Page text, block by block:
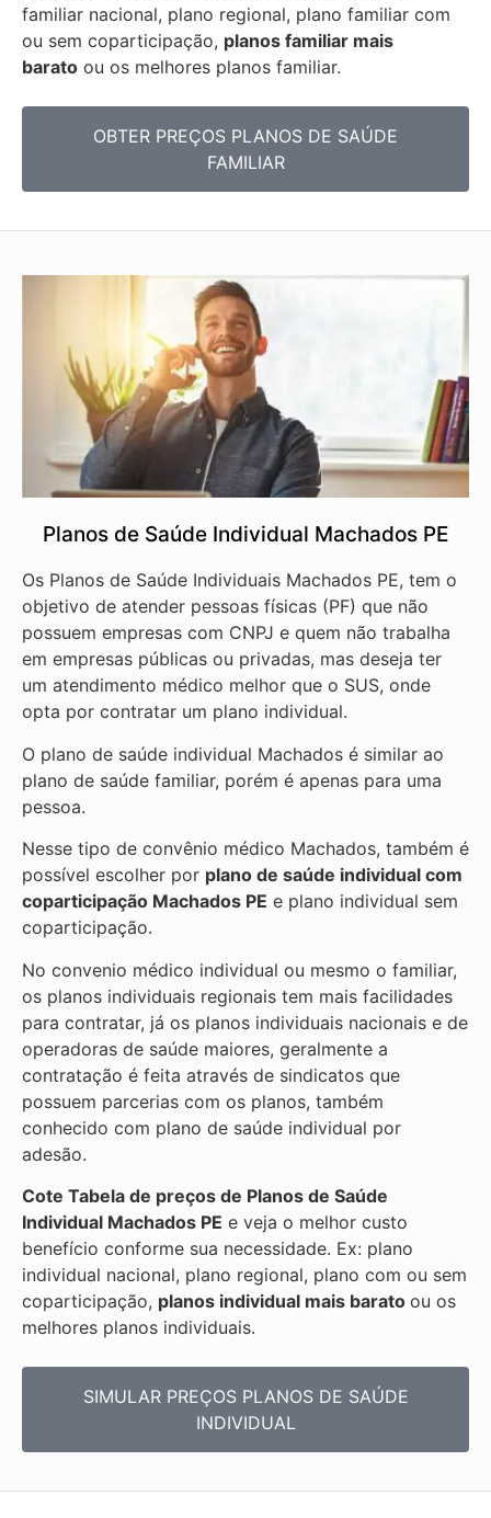
familiar nacional, plano regional, plano familiar com
ou sem coparticipação, planos familiar mais
barato ou os melhores planos familiar.
OBTER PREÇOS PLANOS DE SAÚDE
FAMILIAR
Planos de Saúde Individual Machados PE
Os Planos de Saúde Individuais Machados PE, tem o
objetivo de atender pessoas físicas (PF) que não
possuem empresas com CNPJ e quem não trabalha
em empresas públicas ou privadas, mas deseja ter
um atendimento médico melhor que o SUS, onde
opta por contratar um plano individual.
O plano de saúde individual Machados é similar ao
plano de saúde familiar, porém é apenas para uma
pessoa.
Nesse tipo de convênio médico Machados, também é
possível escolher por plano de saúde individual com
coparticipação Machados PE e plano individual sem
coparticipação.
No convenio médico individual ou mesmo o familiar,
os planos individuais regionais tem mais facilidades
para contratar, já os planos individuais nacionais e de
operadoras de saúde maiores, geralmente a
contratação é feita através de sindicatos que
possuem parcerias com os planos, também
conhecido com plano de saúde individual por
adesão.
Cote Tabela de preços de Planos de Saúde
Individual Machados PE e veja o melhor custo
benefício conforme sua necessidade. Ex: plano
individual nacional, plano regional, plano com ou sem
coparticipação, planos individual mais barato ou os
melhores planos individuais.
SIMULAR PREÇOS PLANOS DE SAÚDE
INDIVIDUAL